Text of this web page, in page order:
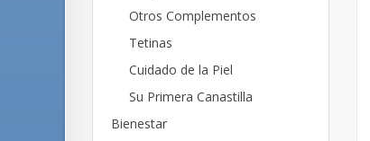
Otros Complementos
Tetinas
Cuidado de la Piel
Su Primera Canastilla
Bienestar